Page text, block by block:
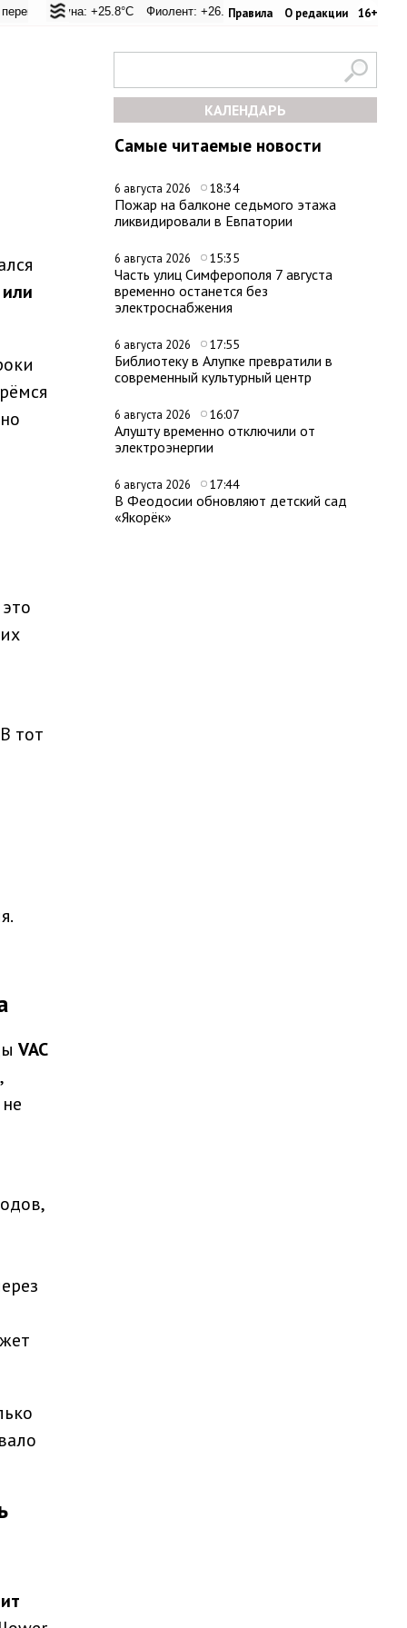
Правила О редакции 16+
Лагуна: +25.8°C Фиолент: +26.1°C Казачья бухта: +26.2°C
+25°C Евпатория: +32°C Керчь: +33.1°C Никитский сад: +28.4°C
КАЛЕНДАРЬ
Самые читаемые новости
6 августа 2026 18:34
Пожар на балконе седьмого этажа
ликвидировали в Евпатории
6 августа 2026 15:35
Часть улиц Симферополя 7 августа
временно останется без
электроснабжения
6 августа 2026 17:55
Библиотеку в Алупке превратили в
современный культурный центр
6 августа 2026 16:07
Алушту временно отключили от
электроэнергии
6 августа 2026 17:44
В Феодосии обновляют детский сад
«Якорёк»
тот
VAC